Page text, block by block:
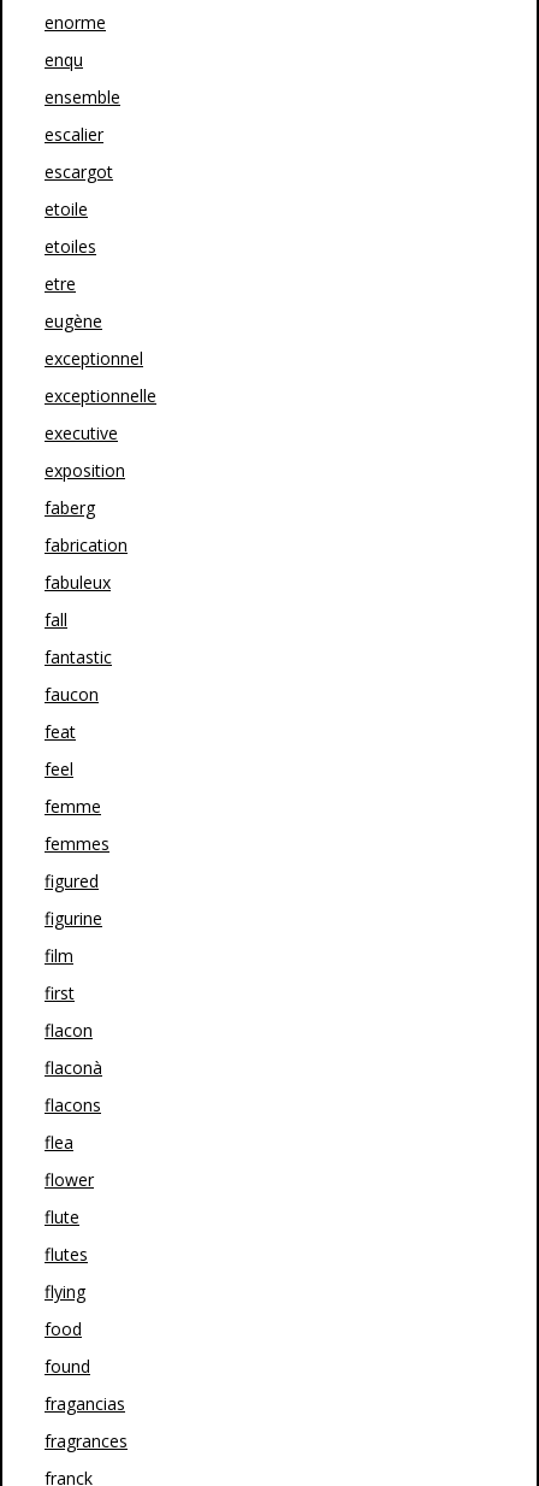
enorme
enqu
ensemble
escalier
escargot
etoile
etoiles
etre
eugène
exceptionnel
exceptionnelle
executive
exposition
faberg
fabrication
fabuleux
fall
fantastic
faucon
feat
feel
femme
femmes
figured
figurine
film
first
flacon
flaconà
flacons
flea
flower
flute
flutes
flying
food
found
fragancias
fragrances
franck